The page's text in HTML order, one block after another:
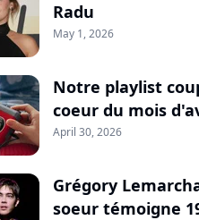
Radu
May 1, 2026
Notre playlist
coeur du mois
April 30, 2026
Grégory
soeur témoigne